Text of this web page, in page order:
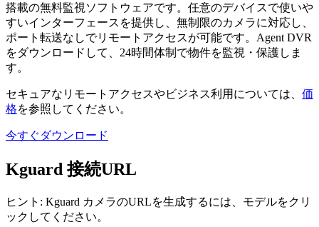
搭載の無料監視ソフトウェアです。任意のデバイスで使いや
すいインターフェースを提供し、無制限のカメラに対応し、
ポート転送なしでリモートアクセスが可能です。Agent DVR
をダウンロードして、24時間体制で物件を監視・保護しま
す。
セキュアなリモートアクセスやビジネス利用については、 価
格を参照してください。
今すぐダウンロード
Kguard 接続URL
ヒント: Kguard カメラのURLを生成するには、モデルをクリ
ックしてください。